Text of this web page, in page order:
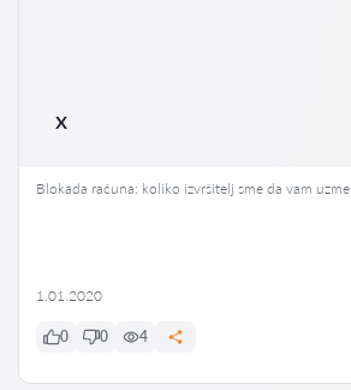
x
Blokada računa: koliko izvršitelj sme da vam uzme
1.01.2020
0 0 4